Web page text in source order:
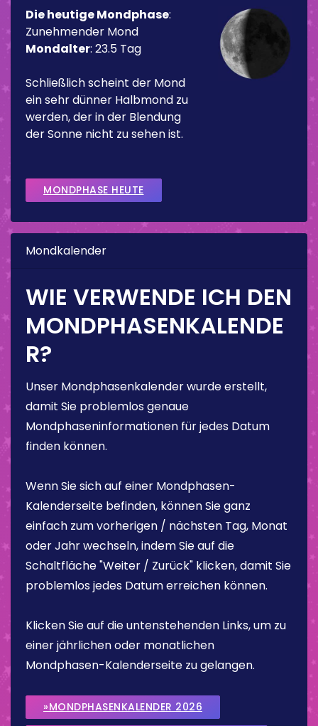
Die heutige Mondphase:
Zunehmender Mond
Mondalter: 23.5 Tag
Schließlich scheint der Mond
ein sehr dünner Halbmond zu
werden, der in der Blendung
der Sonne nicht zu sehen ist.
MONDPHASE HEUTE
Mondkalender
WIE VERWENDE ICH DEN
MONDPHASENKALENDE
R?
Unser Mondphasenkalender wurde erstellt,
damit Sie problemlos genaue
Mondphaseninformationen für jedes Datum
finden können.
Wenn Sie sich auf einer Mondphasen-
Kalenderseite befinden, können Sie ganz
einfach zum vorherigen / nächsten Tag, Monat
oder Jahr wechseln, indem Sie auf die
Schaltfläche "Weiter / Zurück" klicken, damit Sie
problemlos jedes Datum erreichen können.
Klicken Sie auf die untenstehenden Links, um zu
einer jährlichen oder monatlichen
Mondphasen-Kalenderseite zu gelangen.
»MONDPHASENKALENDER 2026